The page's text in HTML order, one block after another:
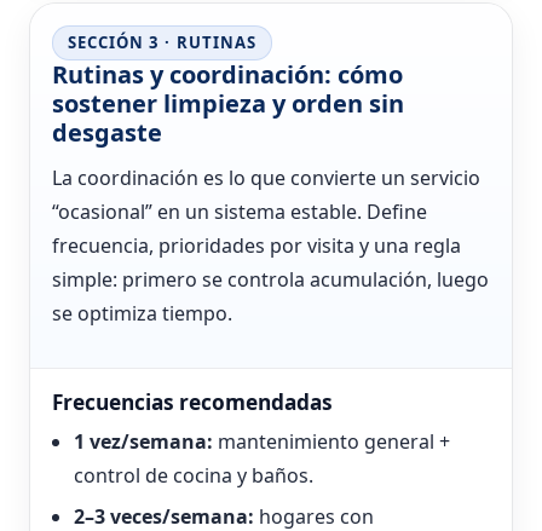
SECCIÓN 3 · RUTINAS
Rutinas y coordinación: cómo
sostener limpieza y orden sin
desgaste
La coordinación es lo que convierte un servicio
“ocasional” en un sistema estable. Define
frecuencia, prioridades por visita y una regla
simple: primero se controla acumulación, luego
se optimiza tiempo.
Frecuencias recomendadas
1 vez/semana: mantenimiento general +
control de cocina y baños.
2–3 veces/semana: hogares con